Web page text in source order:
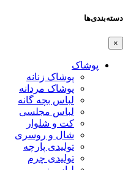
دسته‌بندی‌ها
×
پوشاک
پوشاک زنانه
پوشاک مردانه
لباس بچه گانه
لباس مجلسی
کت و شلوار
شال و روسری
تولیدی پارچه
تولیدی چرم